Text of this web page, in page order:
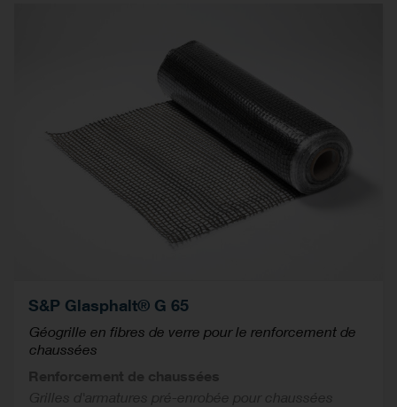
S&P Glasphalt® G 65
Géogrille en fibres de verre pour le renforcement de
chaussées
Renforcement de chaussées
Grilles d'armatures pré-enrobée pour chaussées